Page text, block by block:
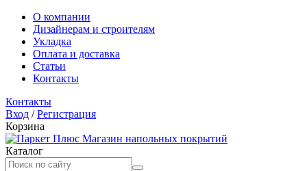
О компании
Дизайнерам и строителям
Укладка
Оплата и доставка
Статьи
Контакты
Контакты
Вход /Регистрация
Корзина
Магазин напольных покрытий
Каталог